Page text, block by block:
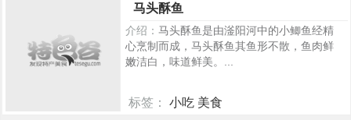
马头酥鱼
介绍： 马头酥鱼是由滏阳河中的小鲫鱼经精
心烹制而成，马头酥鱼其鱼形不散，鱼肉鲜
嫩洁白，味道鲜美。...
标签： 小吃 美食